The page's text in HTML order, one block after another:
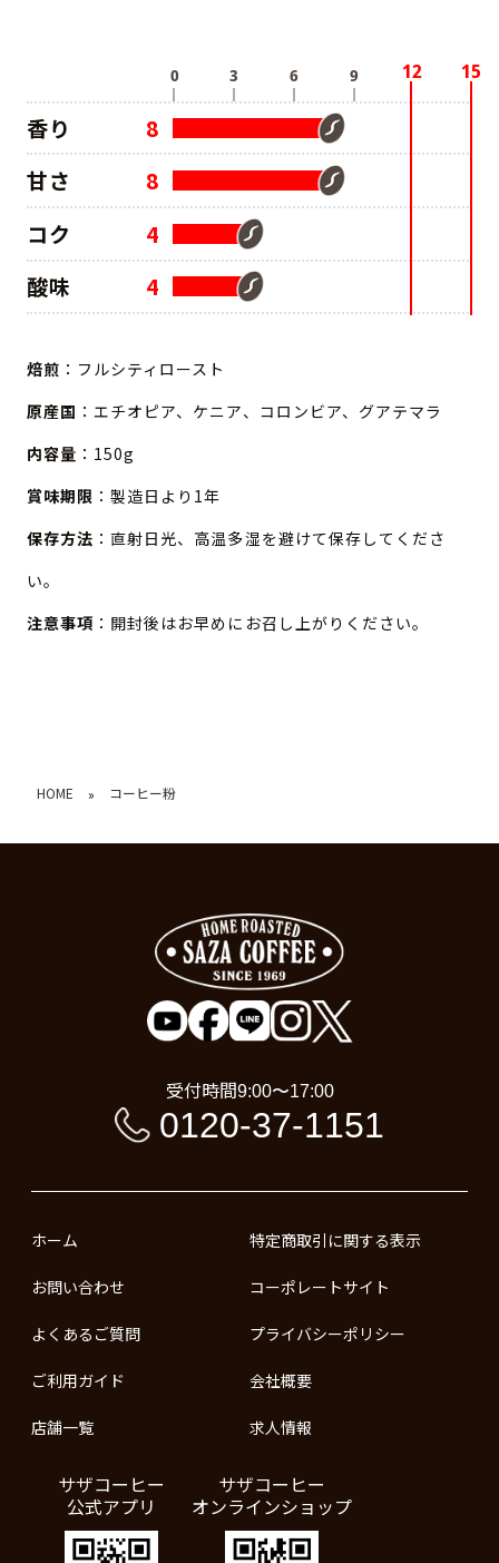
香り
8
甘さ
8
コク
4
酸味
4
焙煎 ：フルシティロースト
原産国 ：エチオピア、ケニア、コロンビア、グアテマラ
内容量 ：150g
賞味期限 ：製造日より1年
保存方法 ：直射日光、高温多湿を避けて保存してくださ
い。
注意事項 ：開封後はお早めにお召し上がりください。
HOME » コーヒー粉
受付時間9:00〜17:00
0120-37-1151
ホーム
お問い合わせ
よくあるご質問
ご利用ガイド
店舗一覧
特定商取引に関する表示
コーポレートサイト
プライバシーポリシー
会社概要
求人情報
サザコーヒー
公式アプリ
サザコーヒー
オンラインショップ